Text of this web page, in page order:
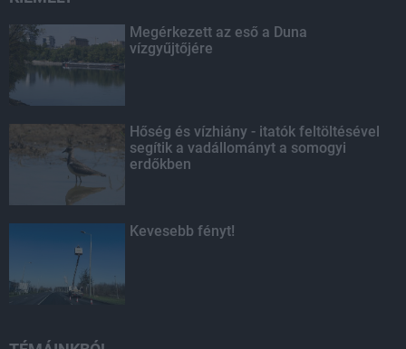
Megérkezett az eső a Duna
vízgyűjtőjére
Hőség és vízhiány - itatók feltöltésével
segítik a vadállományt a somogyi
erdőkben
Kevesebb fényt!